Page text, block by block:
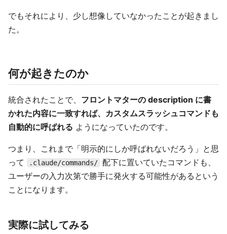
でもそれにより、少し想像していなかったことが起きまし
た。
何が起きたのか
統合されたことで、 フロントマターの description に書
かれた内容に一致すれば、カスタムスラッシュコマンドも
自動的に呼ばれる ようになっていたのです。
つまり、これまで「明示的にしか呼ばれないだろう」と思
って
.claude/commands/ 配下に置いていたコマンドも、
ユーザーの入力次第で勝手に発火する可能性があるという
ことになります。
実際に試してみる